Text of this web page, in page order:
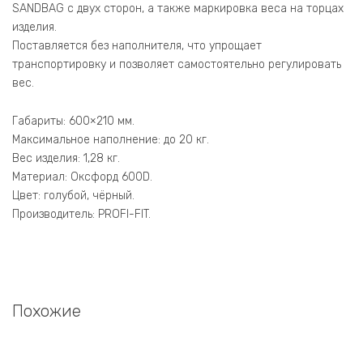
SANDBAG с двух сторон, а также маркировка веса на торцах
изделия.
Поставляется без наполнителя, что упрощает
транспортировку и позволяет самостоятельно регулировать
вес.
Габариты: 600×210 мм.
Максимальное наполнение: до 20 кг.
Вес изделия: 1,28 кг.
Материал: Оксфорд 600D.
Цвет: голубой, чёрный.
Производитель: PROFI-FIT.
Похожие